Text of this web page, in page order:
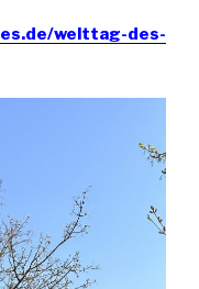
welttag-des-